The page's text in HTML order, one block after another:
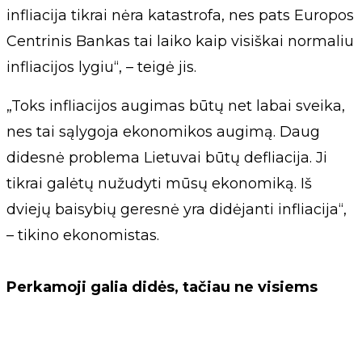
infliacija tikrai nėra katastrofa, nes pats Europos
Centrinis Bankas tai laiko kaip visiškai normaliu
infliacijos lygiu“, – teigė jis.
„Toks infliacijos augimas būtų net labai sveika,
nes tai sąlygoja ekonomikos augimą. Daug
didesnė problema Lietuvai būtų defliacija. Ji
tikrai galėtų nužudyti mūsų ekonomiką. Iš
dviejų baisybių geresnė yra didėjanti infliacija“,
– tikino ekonomistas.
Perkamoji galia didės, tačiau ne visiems